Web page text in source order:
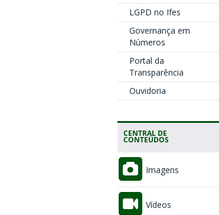
LGPD no Ifes
Governança em
Números
Portal da
Transparência
Ouvidoria
CENTRAL DE
CONTEÚDOS
Imagens
Vídeos